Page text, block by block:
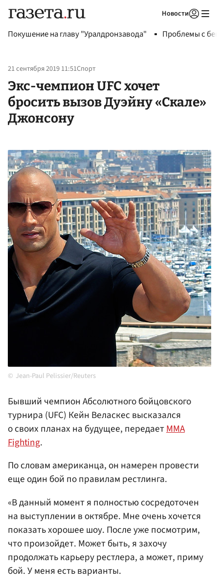
Новости
Покушение на главу "Уралдронзавода" Проблемы с
21 сентября 2019 11:51Спорт
Экс-чемпион UFC хочет
бросить вызов Дуэйну «Скале»
Джонсону
Jean-Paul Pelissier/Reuters
Бывший чемпион Абсолютного бойцовского
турнира (UFC) Кейн Веласкес высказался
о своих планах на будущее, передаетMMA
Fighting.
По словам американца, он намерен провести
еще один бой по правилам рестлинга.
«В данный момент я полностью сосредоточен
на выступлении в октябре. Мне очень хочется
показать хорошее шоу. После уже посмотрим,
что произойдет. Может быть, я захочу
продолжать карьеру рестлера, а может, приму
бой. У меня есть варианты.